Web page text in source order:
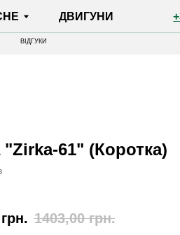
+380 (67) 782-90-
"Zirka-61" (Коротка)
грн. 1403,00 грн.